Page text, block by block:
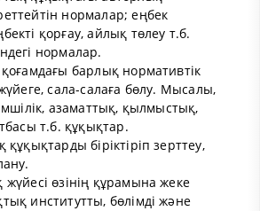
нормалар; еңбек
қорғау, айлық төлеу т.б.
нормалар.
барлық нормативтік
сала-салаға бөлу. Мысалы,
азаматтық, қылмыстық,
т.б. құқықтар.
біріктіріп зерттеу,
өзінің құрамына жеке
институтты, бөлімді және